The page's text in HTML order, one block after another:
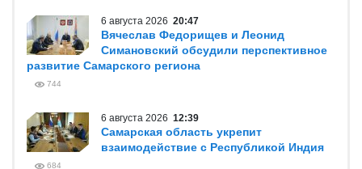
6 августа 2026 20:47
Вячеслав Федорищев и Леонид
Симановский обсудили перспективное
развитие Самарского региона
744
6 августа 2026 12:39
Самарская область укрепит
взаимодействие с Республикой Индия
684